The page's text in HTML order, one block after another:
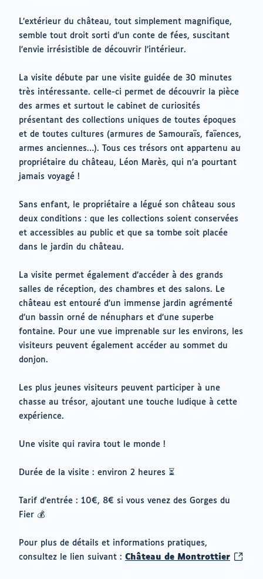
L’extérieur du château, tout simplement magnifique,
semble tout droit sorti d’un conte de fées, suscitant
l’envie irrésistible de découvrir l’intérieur.
La visite débute par une visite guidée de 30 minutes
très intéressante. celle-ci permet de découvrir la pièce
des armes et surtout le cabinet de curiosités
présentant des collections uniques de toutes époques
et de toutes cultures (armures de Samouraïs, faïences,
armes anciennes…). Tous ces trésors ont appartenu au
propriétaire du château, Léon Marès, qui n’a pourtant
jamais voyagé !
Sans enfant, le propriétaire a légué son château sous
deux conditions : que les collections soient conservées
et accessibles au public et que sa tombe soit placée
dans le jardin du château.
La visite permet également d’accéder à des grands
salles de réception, des chambres et des salons. Le
château est entouré d’un immense jardin agrémenté
d’un bassin orné de nénuphars et d’une superbe
fontaine. Pour une vue imprenable sur les environs, les
visiteurs peuvent également accéder au sommet du
donjon.
Les plus jeunes visiteurs peuvent participer à une
chasse au trésor, ajoutant une touche ludique à cette
expérience.
Une visite qui ravira tout le monde !
Durée de la visite : environ 2 heures ⏳
Tarif d’entrée : 10€, 8€ si vous venez des Gorges du
Fier 💰
Pour plus de détails et informations pratiques,
consultez le lien suivant : Château de Montrottier(ouvrir